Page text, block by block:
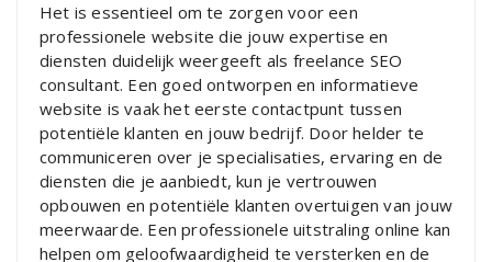
Het is essentieel om te zorgen voor een
professionele website die jouw expertise en
diensten duidelijk weergeeft als freelance SEO
consultant. Een goed ontworpen en informatieve
website is vaak het eerste contactpunt tussen
potentiële klanten en jouw bedrijf. Door helder te
communiceren over je specialisaties, ervaring en de
diensten die je aanbiedt, kun je vertrouwen
opbouwen en potentiële klanten overtuigen van jouw
meerwaarde. Een professionele uitstraling online kan
helpen om geloofwaardigheid te versterken en de